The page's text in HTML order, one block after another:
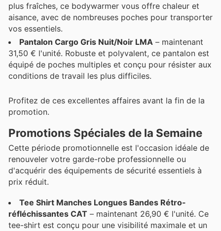
plus fraîches, ce bodywarmer vous offre chaleur et
aisance, avec de nombreuses poches pour transporter
vos essentiels.
Pantalon Cargo Gris Nuit/Noir LMA – maintenant
31,50 € l'unité. Robuste et polyvalent, ce pantalon est
équipé de poches multiples et conçu pour résister aux
conditions de travail les plus difficiles.
Profitez de ces excellentes affaires avant la fin de la
promotion.
Promotions Spéciales de la Semaine
Cette période promotionnelle est l'occasion idéale de
renouveler votre garde-robe professionnelle ou
d'acquérir des équipements de sécurité essentiels à
prix réduit.
Tee Shirt Manches Longues Bandes Rétro-
réfléchissantes CAT – maintenant 26,90 € l'unité. Ce
tee-shirt est conçu pour une visibilité maximale et un